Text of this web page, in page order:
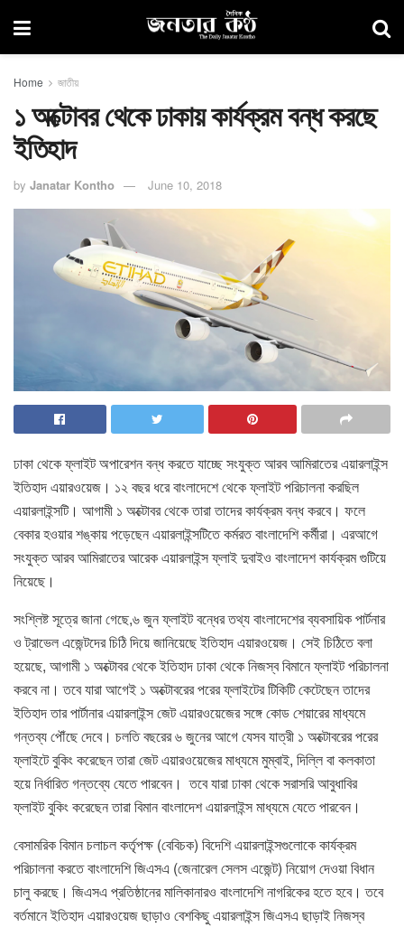
Home জাতীয়
১ অক্টোবর থেকে ঢাকায় কার্যক্রম বন্ধ করছে
ইতিহাদ
by Janatar Kontho June 10, 2018
ঢাকা থেকে ফ্লাইট অপারেশন বন্ধ করতে যাচ্ছে সংযুক্ত আরব আমিরাতের এয়ারলাইন্স
ইতিহাদ এয়ারওয়েজ। ১২ বছর ধরে বাংলাদেশে থেকে ফ্লাইট পরিচালনা করছিল
এয়ারলাইন্সটি। আগামী ১ অক্টোবর থেকে তারা তাদের কার্যক্রম বন্ধ করবে। ফলে
বেকার হওয়ার শঙ্কায় পড়েছেন এয়ারলাইন্সটিতে কর্মরত বাংলাদেশি কর্মীরা। এরআগে
সংযুক্ত আরব আমিরাতের আরেক এয়ারলাইন্স ফ্লাই দুবাইও বাংলাদেশ কার্যক্রম গুটিয়ে
নিয়েছে।
সংশ্লিষ্ট সূত্রে জানা গেছে,৬ জুন ফ্লাইট বন্ধের তথ্য বাংলাদেশের ব্যবসায়িক পার্টনার
ও ট্রাভেল এজেন্টদের চিঠি দিয়ে জানিয়েছে ইতিহাদ এয়ারওয়েজ। সেই চিঠিতে বলা
হয়েছে, আগামী ১ অক্টোবর থেকে ইতিহাদ ঢাকা থেকে নিজস্ব বিমানে ফ্লাইট পরিচালনা
করবে না। তবে যারা আগেই ১ অক্টোবরের পরের ফ্লাইটের টিকিটি কেটেছেন তাদের
ইতিহাদ তার পার্টানার এয়ারলাইন্স জেট এয়ারওয়েজের সঙ্গে কোড শেয়ারের মাধ্যমে
গন্তব্য পৌঁছে দেবে। চলতি বছরের ৬ জুনের আগে যেসব যাত্রী ১ অক্টোবরের পরের
ফ্লাইটে বুকিং করেছেন তারা জেট এয়ারওয়েজের মাধ্যমে মুম্বাই, দিল্লি বা কলকাতা
হয়ে নির্ধারিত গন্তব্যে যেতে পারবেন। তবে যারা ঢাকা থেকে সরাসরি আবুধাবির
ফ্লাইট বুকিং করেছেন তারা বিমান বাংলাদেশ এয়ারলাইন্স মাধ্যমে যেতে পারবেন।
বেসামরিক বিমান চলাচল কর্তৃপক্ষ (বেবিচক) বিদেশি এয়ারলাইন্সগুলোকে কার্যক্রম
পরিচালনা করতে বাংলাদেশি জিএসএ (জেনারেল সেলস এজেন্ট) নিয়োগ দেওয়া বিধান
চালু করছে। জিএসএ প্রতিষ্ঠানের মালিকানারও বাংলাদেশি নাগরিকের হতে হবে। তবে
বর্তমানে ইতিহাদ এয়ারওয়েজ ছাড়াও বেশকিছু এয়ারলাইন্স জিএসএ ছাড়াই নিজস্ব